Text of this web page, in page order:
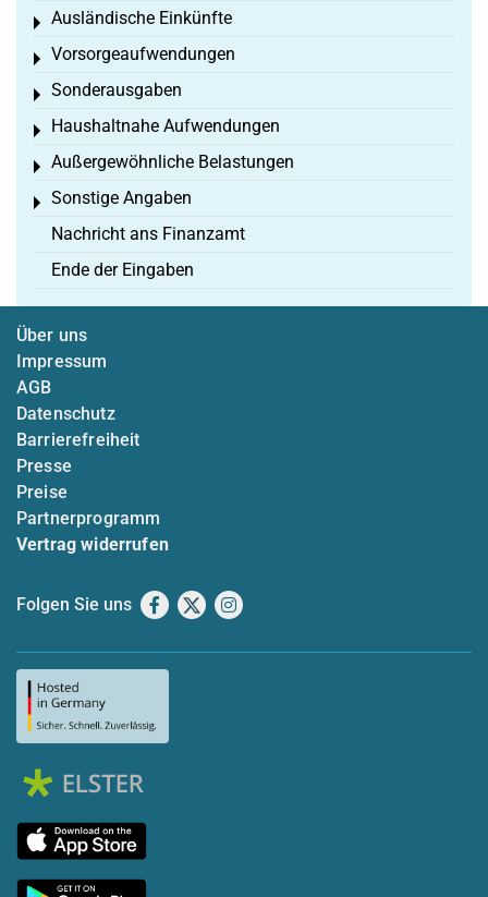
Ausländische Einkünfte
Toggle menu
Vorsorgeaufwendungen
Toggle menu
Sonderausgaben
Toggle menu
Haushaltnahe Aufwendungen
Toggle menu
Außergewöhnliche Belastungen
Toggle menu
Sonstige Angaben
Toggle menu
Nachricht ans Finanzamt
Ende der Eingaben
Über uns
Impressum
AGB
Datenschutz
Barrierefreiheit
Presse
Preise
Partnerprogramm
Vertrag widerrufen
Folgen Sie uns Facebook
X Instagram